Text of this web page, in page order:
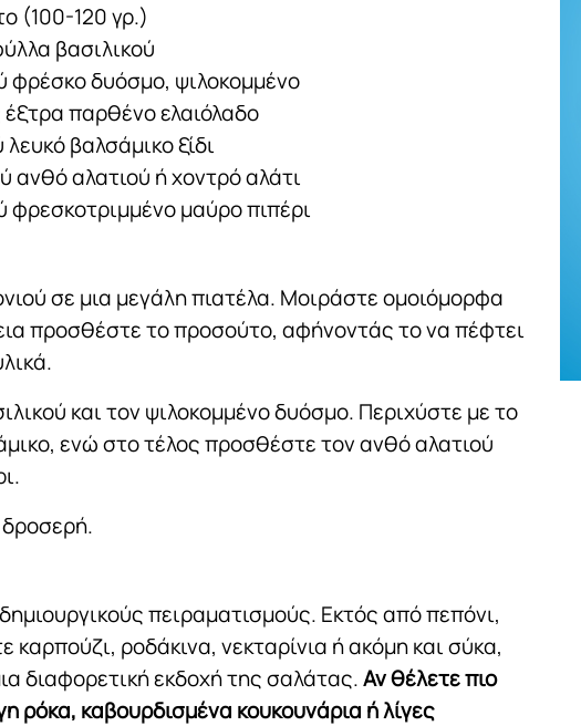
(100-120 γρ.)
βασιλικού
φρέσκο δυόσμο, ψιλοκομμένο
παρθένο ελαιόλαδο
βαλσάμικο ξίδι
ανθό αλατιού ή χοντρό αλάτι
φρεσκοτριμμένο μαύρο πιπέρι
σε μια μεγάλη πιατέλα. Μοιράστε ομοιόμορφα
προσθέστε το προσούτο, αφήνοντάς το να πέφτει
και τον ψιλοκομμένο δυόσμο. Περιχύστε με το
ενώ στο τέλος προσθέστε τον ανθό αλατιού
πειραματισμούς. Εκτός από πεπόνι,
καρπούζι, ροδάκινα, νεκταρίνια ή ακόμη και σύκα,
διαφορετική εκδοχή της σαλάτας.Αν θέλετε πιο
ρόκα, καβουρδισμένα κουκουνάρια ή λίγες